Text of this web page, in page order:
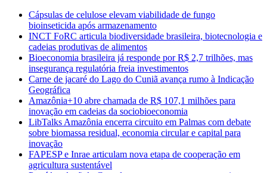
Skip
content
Cápsulas de celulose elevam viabilidade de fungo
bioinseticida após armazenamento
INCT FoRC articula biodiversidade brasileira, biotecnologia e
cadeias produtivas de alimentos
Bioeconomia brasileira já responde por R$ 2,7 trilhões, mas
insegurança regulatória freia investimentos
Carne de jacaré do Lago do Cuniã avança rumo à Indicação
Geográfica
Amazônia+10 abre chamada de R$ 107,1 milhões para
inovação em cadeias da sociobioeconomia
LibTalks Amazônia encerra circuito em Palmas com debate
sobre biomassa residual, economia circular e capital para
inovação
FAPESP e Inrae articulam nova etapa de cooperação em
agricultura sustentável